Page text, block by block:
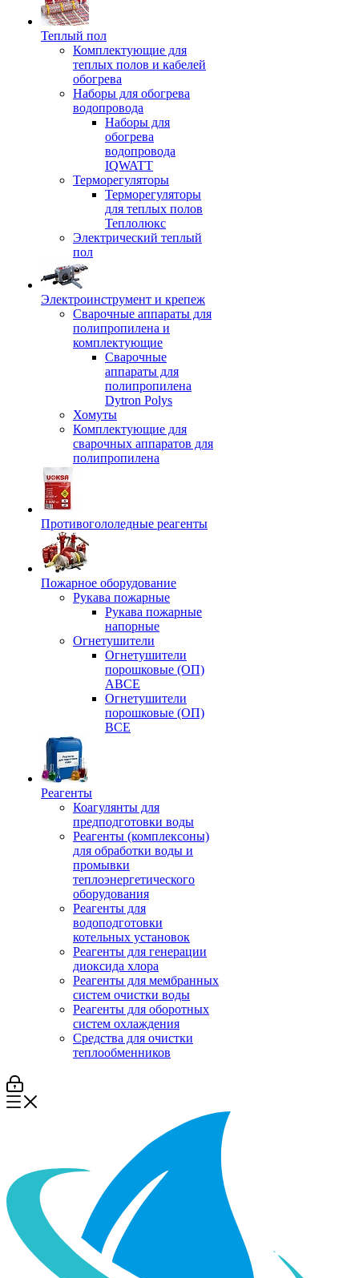
Теплый пол
Комплектующие для
теплых полов и кабелей
обогрева
Наборы для обогрева
водопровода
Наборы для
обогрева
водопровода
IQWATT
Терморегуляторы
Терморегуляторы
для теплых полов
Теплолюкс
Электрический теплый
пол
Электроинструмент и крепеж
Сварочные аппараты для
полипропилена и
комплектующие
Сварочные
аппараты для
полипропилена
Dytron Polys
Хомуты
Комплектующие для
сварочных аппаратов для
полипропилена
Противогололедные реагенты
Пожарное оборудование
Рукава пожарные
Рукава пожарные
напорные
Огнетушители
Огнетушители
порошковые (ОП)
АВСЕ
Огнетушители
порошковые (ОП)
ВСЕ
Реагенты
Коагулянты для
предподготовки воды
Реагенты (комплексоны)
для обработки воды и
промывки
теплоэнергетического
оборудования
Реагенты для
водоподготовки
котельных установок
Реагенты для генерации
диоксида хлора
Реагенты для мембранных
систем очистки воды
Реагенты для оборотных
систем охлаждения
Средства для очистки
теплообменников